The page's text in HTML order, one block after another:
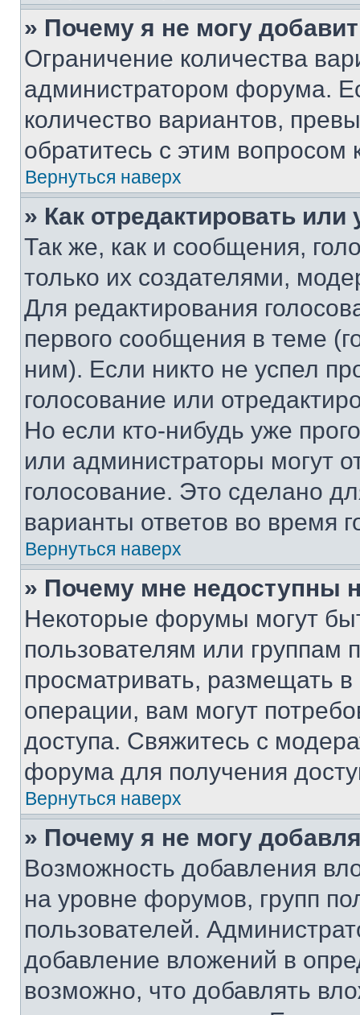
» Почему я не могу
Ограничение количества
администратором форума.
количество вариантов,
обратитесь с этим вопросом
Вернуться наверх
» Как отредактировать
Так же, как и сообщения,
только их создателями,
Для редактирования
первого сообщения в теме
ним). Если никто не успел
голосование или
Но если кто-нибудь уже
или администраторы могут
голосование. Это сделано
варианты ответов во время
Вернуться наверх
» Почему мне недоступны
Некоторые форумы могут
пользователям или группам
просматривать, размещать
операции, вам могут
доступа. Свяжитесь с
форума для получения
Вернуться наверх
» Почему я не могу
Возможность добавления
на уровне форумов, групп
пользователей.
добавление вложений в
возможно, что добавлять